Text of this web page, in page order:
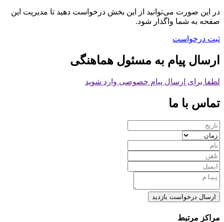
در این صورت می‌توانید از این بخش درخواست دهید تا مدیریت این
صفحه به شما واگذار شود.
ثبت درخواست
ارسال پیام به مسئول هماهنگی
لطفا برای ارسال پیام خصوصی وارد شوید
تماس با ما
ارسال درخواست بازدید
مراکز مرتبط